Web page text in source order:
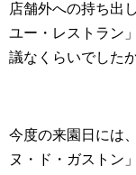
店舗外への持ち出
ユー・レストラン
議なくらいでした
今度の来園日には
ヌ・ド・ガストン